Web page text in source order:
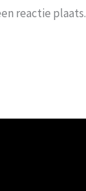
reactie plaats.